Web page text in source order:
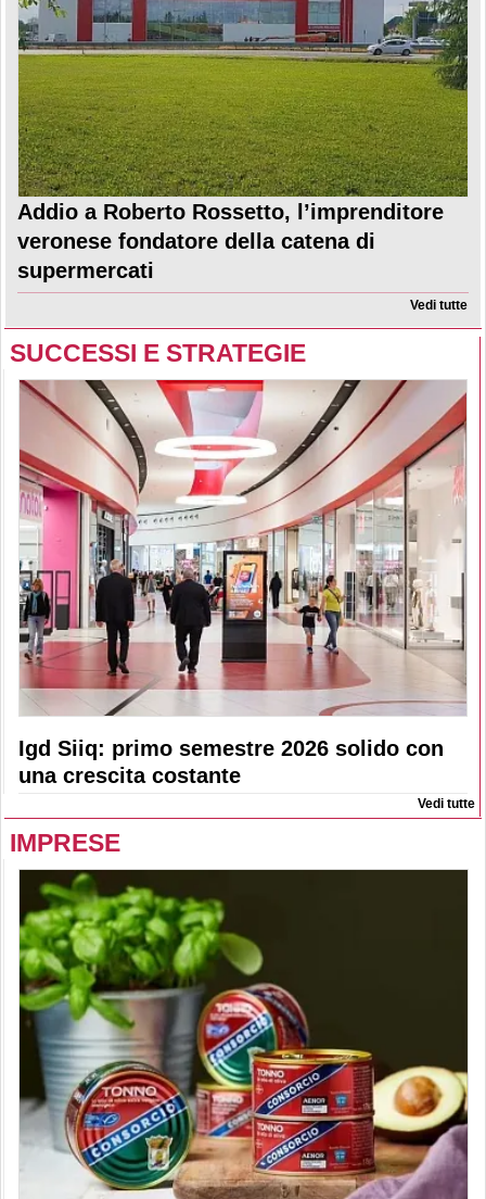
Addio a Roberto Rossetto, l’imprenditore
veronese fondatore della catena di
supermercati
Vedi tutte
SUCCESSI E STRATEGIE
Igd Siiq: primo semestre 2026 solido con
una crescita costante
Vedi tutte
IMPRESE